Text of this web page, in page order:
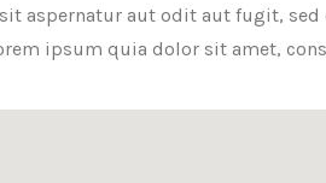
aspernatur aut odit aut fugit,
ipsum quia dolor sit amet,